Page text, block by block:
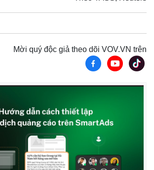
Mời quý độc giả theo dõi VOV.VN trên